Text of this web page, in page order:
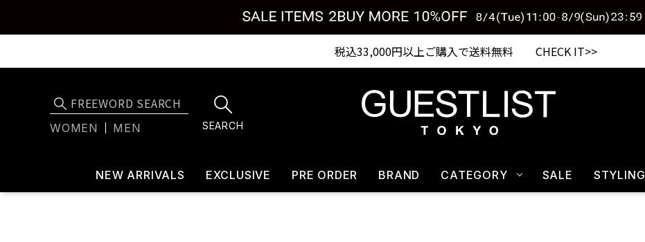
税込33,000円以上ご購入で送料無料 CHECK IT>>
WOMEN MEN SEARCH
NEW ARRIVALS EXCLUSIVE PRE ORDER BRAND CATEGORY SALE STYLING